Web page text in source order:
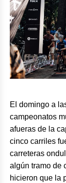
El domingo a
campeonatos
afueras de la
cinco carriles
carreteras
algún tramo de
hicieron que la